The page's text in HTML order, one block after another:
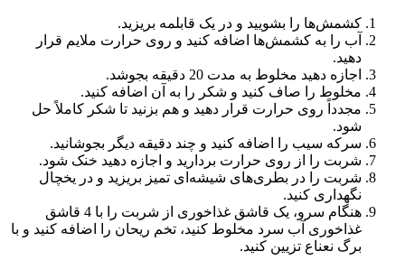
کشمش‌ها را بشویید و در یک قابلمه بریزید.
آب را به کشمش‌ها اضافه کنید و روی حرارت ملایم قرار
دهید.
اجازه دهید مخلوط به مدت 20 دقیقه بجوشد.
مخلوط را صاف کنید و شکر را به آن اضافه کنید.
مجدداً روی حرارت قرار دهید و هم بزنید تا شکر کاملاً حل
شود.
سرکه سیب را اضافه کنید و چند دقیقه دیگر بجوشانید.
شربت را از روی حرارت بردارید و اجازه دهید خنک شود.
شربت را در بطری‌های شیشه‌ای تمیز بریزید و در یخچال
نگهداری کنید.
هنگام سرو، یک قاشق غذاخوری از شربت را با 4 قاشق
غذاخوری آب سرد مخلوط کنید، تخم ریحان را اضافه کنید و با
برگ نعناع تزیین کنید.